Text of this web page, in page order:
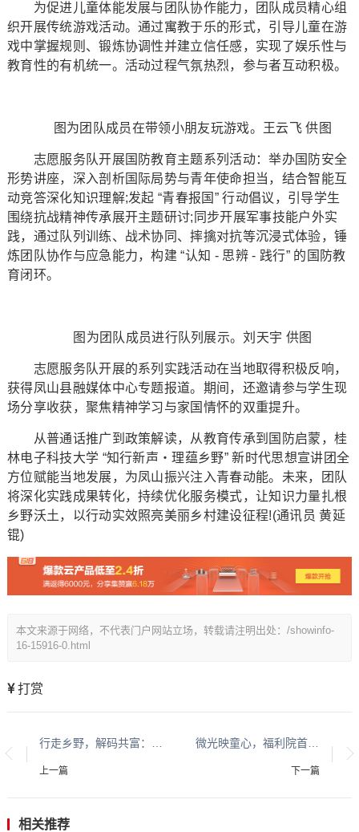
为促进儿童体能发展与团队协作能力，团队成员精心组
织开展传统游戏活动。通过寓教于乐的形式，引导儿童在游
戏中掌握规则、锻炼协调性并建立信任感，实现了娱乐性与
教育性的有机统一。活动过程气氛热烈，参与者互动积极。
图为团队成员在带领小朋友玩游戏。王云飞 供图
志愿服务队开展国防教育主题系列活动：举办国防安全
形势讲座，深入剖析国际局势与青年使命担当，结合智能互
动竞答深化知识理解;发起 “青春报国” 行动倡议，引导学生
围绕抗战精神传承展开主题研讨;同步开展军事技能户外实
践，通过队列训练、战术协同、摔擒对抗等沉浸式体验，锤
炼团队协作与应急能力，构建 “认知 - 思辨 - 践行” 的国防教
育闭环。
图为团队成员进行队列展示。刘天宇 供图
志愿服务队开展的系列实践活动在当地取得积极反响，
获得凤山县融媒体中心专题报道。期间，还邀请参与学生现
场分享收获，聚焦精神学习与家国情怀的双重提升。
从普通话推广到政策解读，从教育传承到国防启蒙，桂
林电子科技大学 “知行新声・理蕴乡野” 新时代思想宣讲团全
方位赋能当地发展，为凤山振兴注入青春动能。未来，团队
将深化实践成果转化，持续优化服务模式，让知识力量扎根
乡野沃土，以行动实效照亮美丽乡村建设征程!(通讯员 黄延
锟)
本文来源于网络，不代表门户网站立场，转载请注明出处：/showinfo-
16-15916-0.html
打赏
上一篇
微光映童心，福利院首日相伴筑梦行 一场与福利院孩子的成长之约
下一篇
相关推荐